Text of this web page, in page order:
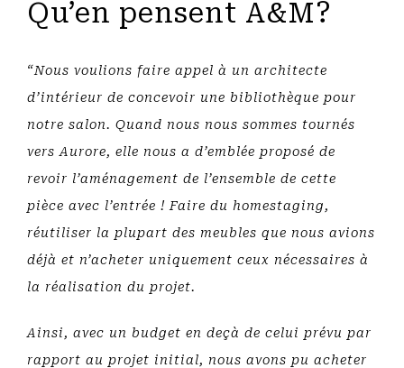
Qu’en pensent A&M?
“Nous voulions faire appel à un architecte
d’intérieur de concevoir une bibliothèque pour
notre salon. Quand nous nous sommes tournés
vers Aurore, elle nous a d’emblée proposé de
revoir l’aménagement de l’ensemble de cette
pièce avec l’entrée ! Faire du homestaging,
réutiliser la plupart des meubles que nous avions
déjà et n’acheter uniquement ceux nécessaires à
la réalisation du projet.
Ainsi, avec un budget en deçà de celui prévu par
rapport au projet initial, nous avons pu acheter